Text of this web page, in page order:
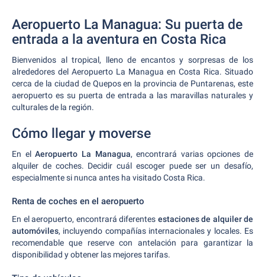
Aeropuerto La Managua: Su puerta de
entrada a la aventura en Costa Rica
Bienvenidos al tropical, lleno de encantos y sorpresas de los
alrededores del Aeropuerto La Managua en Costa Rica. Situado
cerca de la ciudad de Quepos en la provincia de Puntarenas, este
aeropuerto es su puerta de entrada a las maravillas naturales y
culturales de la región.
Cómo llegar y moverse
En elAeropuerto La Managua, encontrará varias opciones de
alquiler de coches. Decidir cuál escoger puede ser un desafío,
especialmente si nunca antes ha visitado Costa Rica.
Renta de coches en el aeropuerto
En el aeropuerto, encontrará diferentes estaciones de alquiler de
automóviles, incluyendo compañías internacionales y locales. Es
recomendable que reserve con antelación para garantizar la
disponibilidad y obtener las mejores tarifas.